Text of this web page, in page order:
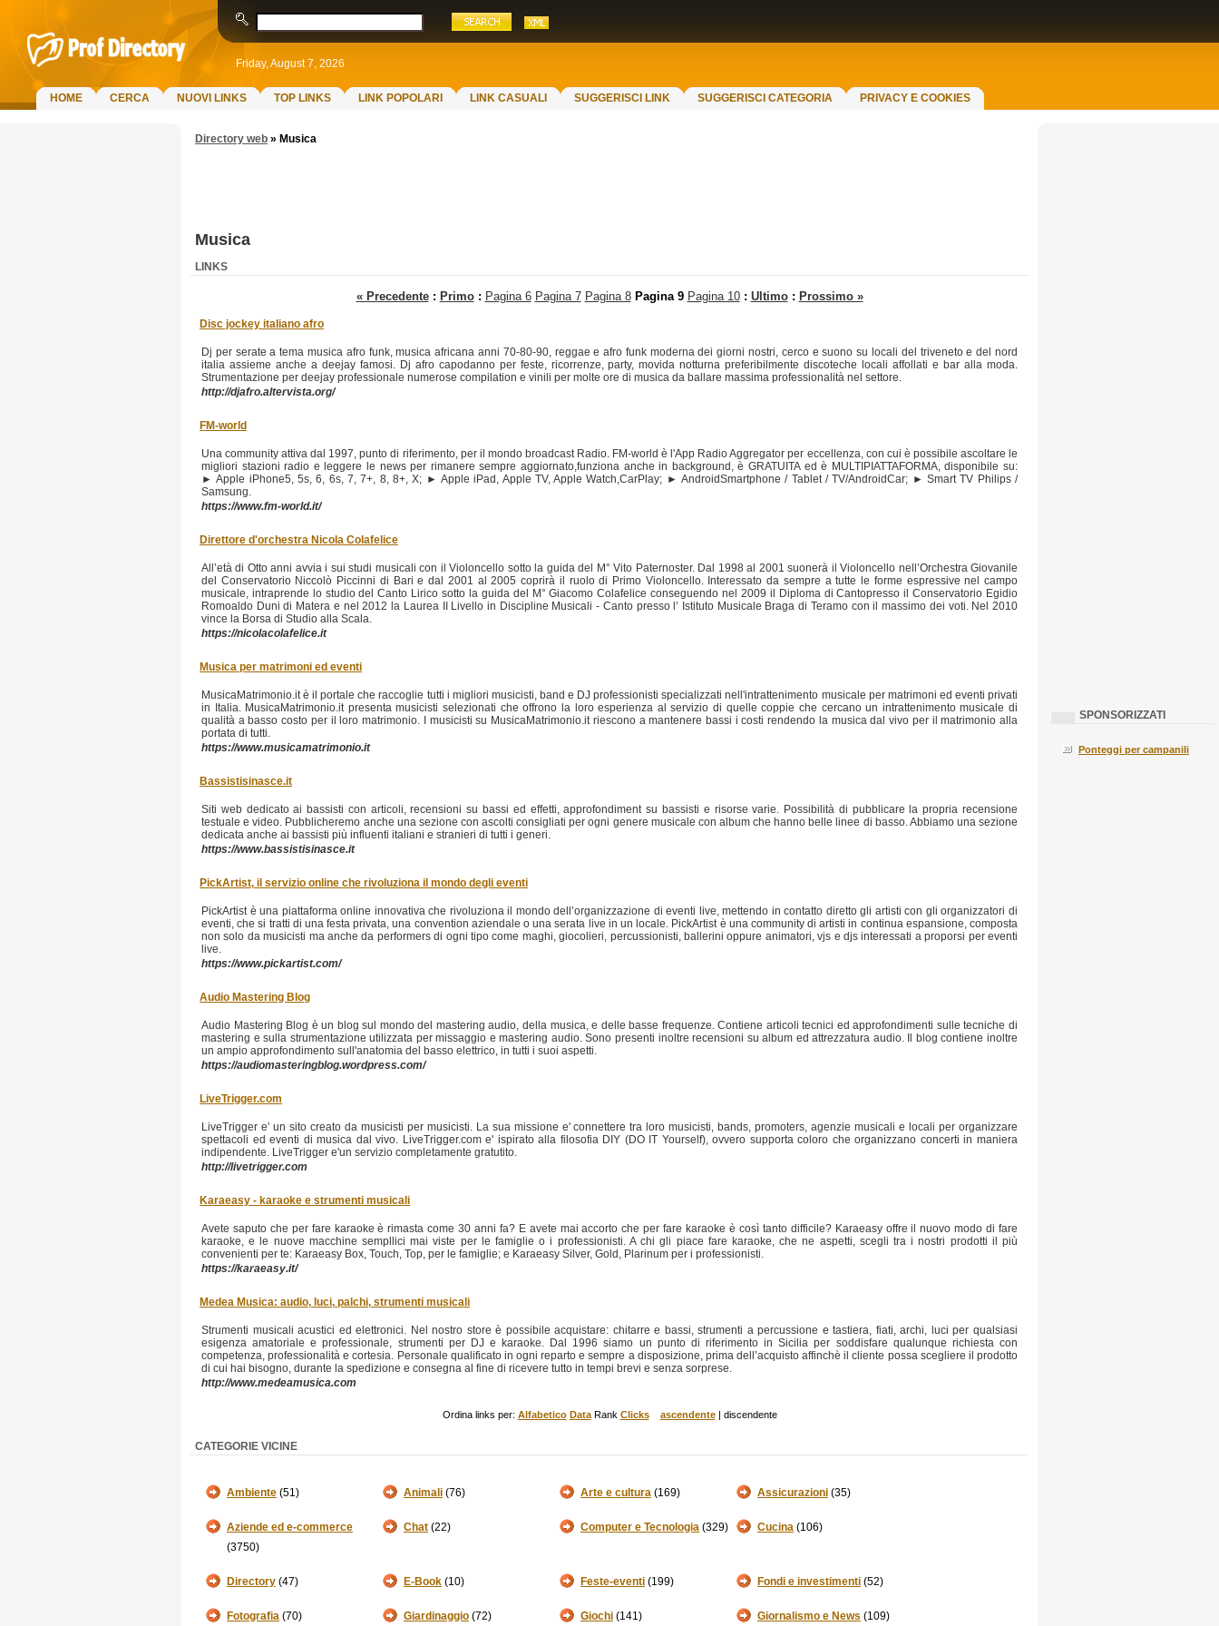
Friday, August 7, 2026
HOME CERCA NUOVI LINKS TOP LINKS LINK POPOLARI LINK CASUALI SUGGERISCI LINK SUGGERISCI CATEGORIA PRIVACY E COOKIES
Directory web » Musica
Musica
LINKS
« Precedente: Primo: Pagina 6 Pagina 7 Pagina 8 Pagina 9 Pagina 10 : Ultimo: Prossimo »
Disc jockey italiano afro
Dj per serate a tema musica afro funk, musica africana anni 70-80-90, reggae e afro funk moderna dei giorni nostri, cerco e suono su locali del triveneto e del nord
italia assieme anche a deejay famosi. Dj afro capodanno per feste, ricorrenze, party, movida notturna preferibilmente discoteche locali affollati e bar alla moda.
Strumentazione per deejay professionale numerose compilation e vinili per molte ore di musica da ballare massima professionalità nel settore.
http://djafro.altervista.org/
FM-world
Una community attiva dal 1997, punto di riferimento, per il mondo broadcast Radio. FM-world è l'App Radio Aggregator per eccellenza, con cui è possibile ascoltare le
migliori stazioni radio e leggere le news per rimanere sempre aggiornato,funziona anche in background, è GRATUITA ed è MULTIPIATTAFORMA, disponibile su:
► Apple iPhone5, 5s, 6, 6s, 7, 7+, 8, 8+, X; ► Apple iPad, Apple TV, Apple Watch,CarPlay; ► AndroidSmartphone / Tablet / TV/AndroidCar; ► Smart TV Philips /
Samsung.
https://www.fm-world.it/
Direttore d'orchestra Nicola Colafelice
All’età di Otto anni avvia i sui studi musicali con il Violoncello sotto la guida del M° Vito Paternoster. Dal 1998 al 2001 suonerà il Violoncello nell’Orchestra Giovanile
del Conservatorio Niccolò Piccinni di Bari e dal 2001 al 2005 coprirà il ruolo di Primo Violoncello. Interessato da sempre a tutte le forme espressive nel campo
musicale, intraprende lo studio del Canto Lirico sotto la guida del M° Giacomo Colafelice conseguendo nel 2009 il Diploma di Cantopresso il Conservatorio Egidio
Romoaldo Duni di Matera e nel 2012 la Laurea II Livello in Discipline Musicali - Canto presso l’ Istituto Musicale Braga di Teramo con il massimo dei voti. Nel 2010
vince la Borsa di Studio alla Scala.
https://nicolacolafelice.it
Musica per matrimoni ed eventi
MusicaMatrimonio.it è il portale che raccoglie tutti i migliori musicisti, band e DJ professionisti specializzati nell'intrattenimento musicale per matrimoni ed eventi privati
in Italia. MusicaMatrimonio.it presenta musicisti selezionati che offrono la loro esperienza al servizio di quelle coppie che cercano un intrattenimento musicale di
qualità a basso costo per il loro matrimonio. I musicisti su MusicaMatrimonio.it riescono a mantenere bassi i costi rendendo la musica dal vivo per il matrimonio alla
portata di tutti.
https://www.musicamatrimonio.it
Bassistisinasce.it
Siti web dedicato ai bassisti con articoli, recensioni su bassi ed effetti, approfondiment su bassisti e risorse varie. Possibilità di pubblicare la propria recensione
testuale e video. Pubblicheremo anche una sezione con ascolti consigliati per ogni genere musicale con album che hanno belle linee di basso. Abbiamo una sezione
dedicata anche ai bassisti più influenti italiani e stranieri di tutti i generi.
https://www.bassistisinasce.it
PickArtist, il servizio online che rivoluziona il mondo degli eventi
PickArtist è una piattaforma online innovativa che rivoluziona il mondo dell’organizzazione di eventi live, mettendo in contatto diretto gli artisti con gli organizzatori di
eventi, che si tratti di una festa privata, una convention aziendale o una serata live in un locale. PickArtist è una community di artisti in continua espansione, composta
non solo da musicisti ma anche da performers di ogni tipo come maghi, giocolieri, percussionisti, ballerini oppure animatori, vjs e djs interessati a proporsi per eventi
live.
https://www.pickartist.com/
Audio Mastering Blog
Audio Mastering Blog è un blog sul mondo del mastering audio, della musica, e delle basse frequenze. Contiene articoli tecnici ed approfondimenti sulle tecniche di
mastering e sulla strumentazione utilizzata per missaggio e mastering audio. Sono presenti inoltre recensioni su album ed attrezzatura audio. Il blog contiene inoltre
un ampio approfondimento sull'anatomia del basso elettrico, in tutti i suoi aspetti.
https://audiomasteringblog.wordpress.com/
LiveTrigger.com
LiveTrigger e' un sito creato da musicisti per musicisti. La sua missione e' connettere tra loro musicisti, bands, promoters, agenzie musicali e locali per organizzare
spettacoli ed eventi di musica dal vivo. LiveTrigger.com e' ispirato alla filosofia DIY (DO IT Yourself), ovvero supporta coloro che organizzano concerti in maniera
indipendente. LiveTrigger e'un servizio completamente gratutito.
http://livetrigger.com
Karaeasy - karaoke e strumenti musicali
Avete saputo che per fare karaoke è rimasta come 30 anni fa? E avete mai accorto che per fare karaoke è così tanto difficile? Karaeasy offre il nuovo modo di fare
karaoke, e le nuove macchine sempllici mai viste per le famiglie o i professionisti. A chi gli piace fare karaoke, che ne aspetti, scegli tra i nostri prodotti il più
convenienti per te: Karaeasy Box, Touch, Top, per le famiglie; e Karaeasy Silver, Gold, Plarinum per i professionisti.
https://karaeasy.it/
Medea Musica: audio, luci, palchi, strumenti musicali
Strumenti musicali acustici ed elettronici. Nel nostro store è possibile acquistare: chitarre e bassi, strumenti a percussione e tastiera, fiati, archi, luci per qualsiasi
esigenza amatoriale e professionale, strumenti per DJ e karaoke. Dal 1996 siamo un punto di riferimento in Sicilia per soddisfare qualunque richiesta con
competenza, professionalità e cortesia. Personale qualificato in ogni reparto e sempre a disposizione, prima dell’acquisto affinchè il cliente possa scegliere il prodotto
di cui hai bisogno, durante la spedizione e consegna al fine di ricevere tutto in tempi brevi e senza sorprese.
http://www.medeamusica.com
Ordina links per: Alfabetico DataRank Clicks ascendente| discendente
CATEGORIE VICINE
Ambiente (51) Animali (76) Arte e cultura (169) Assicurazioni (35)
Aziende ed e-commerce
(3750)
Chat (22) Computer e Tecnologia (329) Cucina (106)
Directory (47) E-Book (10) Feste-eventi (199) Fondi e investimenti (52)
Fotografia (70) Giardinaggio (72) Giochi (141) Giornalismo e News (109)
SPONSORIZZATI
Ponteggi per campanili